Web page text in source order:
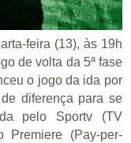
feira (13), às 19h
de volta da 5ª fase
o jogo da ida por
diferença para se
pelo Sportv (TV
Premiere (Pay-per-